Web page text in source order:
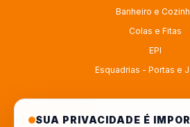
Banheiro e
Colas e Fitas
EPI
Esquadrias - Portas e
SUA PRIVACIDADE É